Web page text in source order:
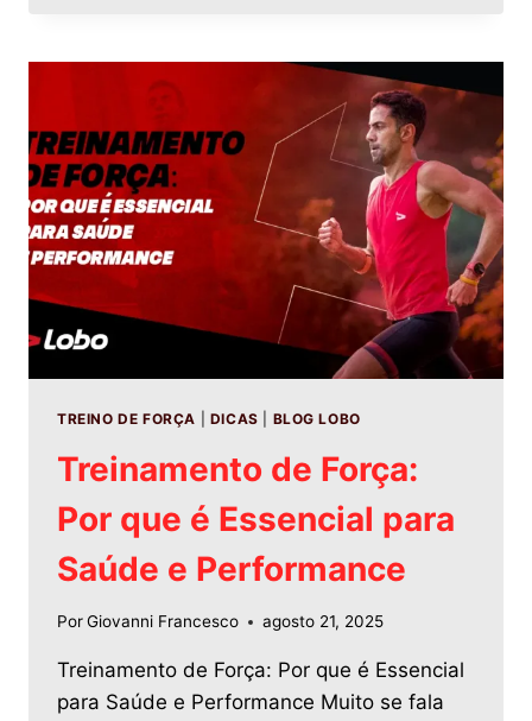
TREINO DE FORÇA DICAS BLOG LOBO
Treinamento de Força:
Por que é Essencial para
Saúde e Performance
PorGiovanni Francesco agosto 21, 2025
Treinamento de Força: Por que é Essencial
para Saúde e Performance Muito se fala